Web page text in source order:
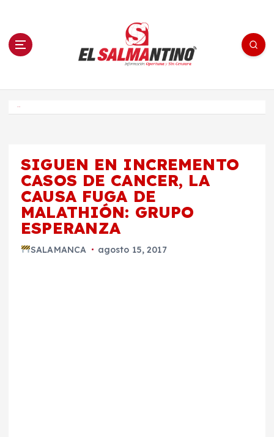
n El Salmantino - medios/noticias/editorial
SIGUEN EN INCREMENTO
CASOS DE CANCER, LA
CAUSA FUGA DE
MALATHIÓN: GRUPO
ESPERANZA
SALAMANCA agosto 15, 2017